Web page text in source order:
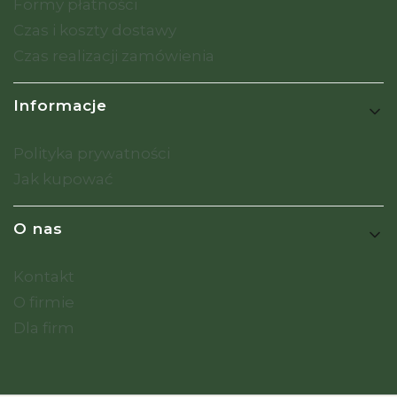
Formy płatności
Czas i koszty dostawy
Czas realizacji zamówienia
Informacje
Polityka prywatności
Jak kupować
O nas
Kontakt
O firmie
Dla firm